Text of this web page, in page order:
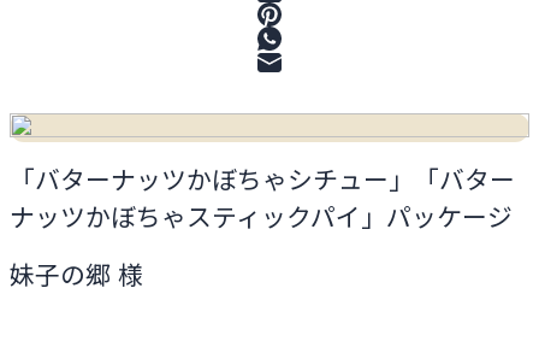
「バターナッツかぼちゃシチュー」「バター
ナッツかぼちゃスティックパイ」パッケージ
妹子の郷 様